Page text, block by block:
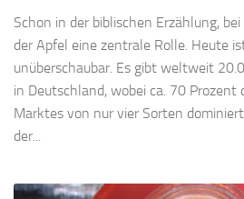
Schon in der biblischen Erzählung,
der Apfel eine zentrale Rolle. Heute
unüberschaubar. Es gibt weltweit
in Deutschland, wobei ca. 70 Prozent
Marktes von nur vier Sorten
der...